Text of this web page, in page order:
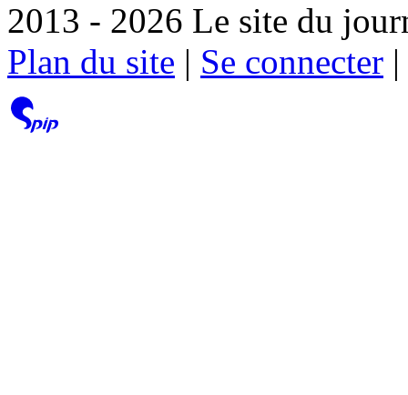
2013 - 2026 Le site du
Plan du site | Se connecter |